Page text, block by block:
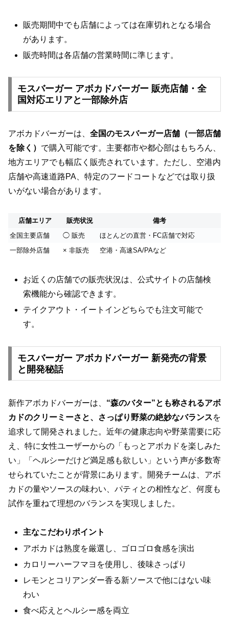
販売期間中でも店舗によっては在庫切れとなる場合
があります。
販売時間は各店舗の営業時間に準じます。
モスバーガー アボカドバーガー 販売店舗・全
国対応エリアと一部除外店
アボカドバーガーは、 全国のモスバーガー店舗（一部店舗
を除く） で購入可能です。主要都市や都心部はもちろん、
地方エリアでも幅広く販売されています。ただし、空港内
店舗や高速道路PA、特定のフードコートなどでは取り扱
いがない場合があります。
店舗エリア 販売状況
備考
全国主要店舗
◯ 販売
ほとんどの直営・FC店舗で対応
一部除外店舗
× 非販売 空港・高速SA/PAなど
お近くの店舗での販売状況は、公式サイトの店舗検
索機能から確認できます。
テイクアウト・イートインどちらでも注文可能で
す。
モスバーガー アボカドバーガー 新発売の背景
と開発秘話
新作アボカドバーガーは、 “森のバター”とも称されるアボ
カドのクリーミーさと、さっぱり野菜の絶妙なバランスを
追求して開発されました。近年の健康志向や野菜需要に応
え、特に女性ユーザーからの「もっとアボカドを楽しみた
い」「ヘルシーだけど満足感も欲しい」という声が多数寄
せられていたことが背景にあります。開発チームは、アボ
カドの量やソースの味わい、パティとの相性など、何度も
試作を重ねて理想のバランスを実現しました。
主なこだわりポイント
アボカドは熟度を厳選し、ゴロゴロ食感を演出
カロリーハーフマヨを使用し、後味さっぱり
レモンとコリアンダー香る新ソースで他にはない味
わい
食べ応えとヘルシー感を両立